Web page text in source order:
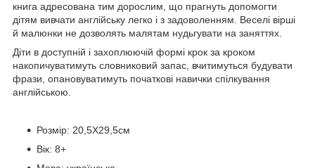
книга адресована тим дорослим, що прагнуть допомогти
дітям вивчати англійську легко і з задоволенням. Веселі вірші
й малюнки не дозволять малятам нудьгувати на заняттях.
Діти в доступній і захоплюючій формі крок за кроком
накопичуватимуть словниковий запас, вчитимуться будувати
фрази, опановуватимуть початкові навички спілкування
англійською.
Розмір: 20,5Х29,5см
Вік: 8+